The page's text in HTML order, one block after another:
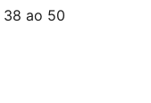
38 ao 50